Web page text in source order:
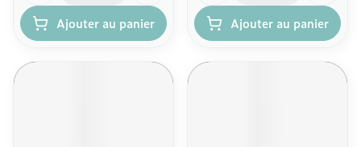
Ajouter au panier Ajouter au panier